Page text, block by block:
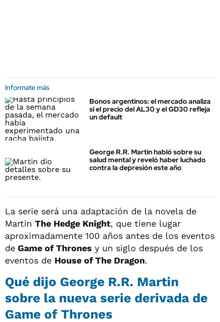
Informate más
Bonos argentinos: el mercado analiza
si el precio del AL30 y el GD30 refleja
un default
George R.R. Martin habló sobre su
salud mental y reveló haber luchado
contra la depresión este año
La serie será una adaptación de la novela de
Martin The Hedge Knight, que tiene lugar
aproximadamente 100 años antes de los eventos
de Game of Thrones y un siglo después de los
eventos de House of The Dragon.
Qué dijo George R.R. Martin
sobre la nueva serie derivada de
Game of Thrones